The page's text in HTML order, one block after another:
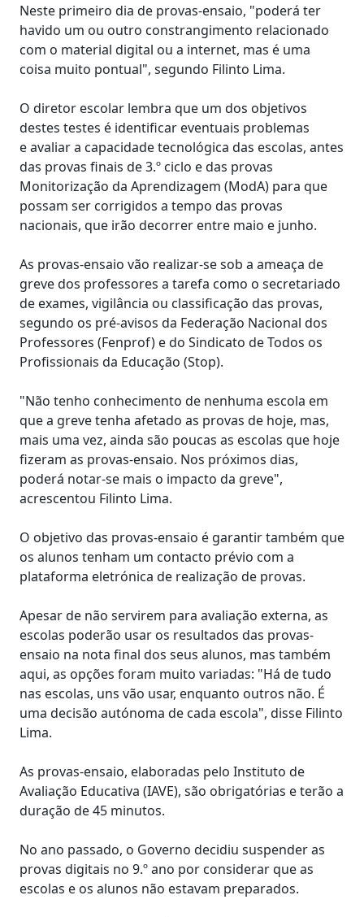
Neste primeiro dia de provas-ensaio, "poderá ter
havido um ou outro constrangimento relacionado
com o material digital ou a internet, mas é uma
coisa muito pontual", segundo Filinto Lima.
O diretor escolar lembra que um dos objetivos
destes testes é identificar eventuais problemas
e avaliar a capacidade tecnológica das escolas, antes
das provas finais de 3.º ciclo e das provas
Monitorização da Aprendizagem (ModA) para que
possam ser corrigidos a tempo das provas
nacionais, que irão decorrer entre maio e junho.
As provas-ensaio vão realizar-se sob a ameaça de
greve dos professores a tarefa como o secretariado
de exames, vigilância ou classificação das provas,
segundo os pré-avisos da Federação Nacional dos
Professores (Fenprof) e do Sindicato de Todos os
Profissionais da Educação (Stop).
"Não tenho conhecimento de nenhuma escola em
que a greve tenha afetado as provas de hoje, mas,
mais uma vez, ainda são poucas as escolas que hoje
fizeram as provas-ensaio. Nos próximos dias,
poderá notar-se mais o impacto da greve",
acrescentou Filinto Lima.
O objetivo das provas-ensaio é garantir também que
os alunos tenham um contacto prévio com a
plataforma eletrónica de realização de provas.
Apesar de não servirem para avaliação externa, as
escolas poderão usar os resultados das provas-
ensaio na nota final dos seus alunos, mas também
aqui, as opções foram muito variadas: "Há de tudo
nas escolas, uns vão usar, enquanto outros não. É
uma decisão autónoma de cada escola", disse Filinto
Lima.
As provas-ensaio, elaboradas pelo Instituto de
Avaliação Educativa (IAVE), são obrigatórias e terão a
duração de 45 minutos.
No ano passado, o Governo decidiu suspender as
provas digitais no 9.º ano por considerar que as
escolas e os alunos não estavam preparados.